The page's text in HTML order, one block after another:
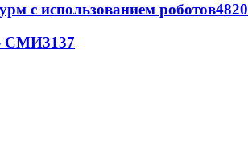
с использованием роботов4820
- СМИ3137